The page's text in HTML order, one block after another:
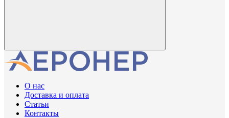
О нас
Доставка и оплата
Статьи
Контакты